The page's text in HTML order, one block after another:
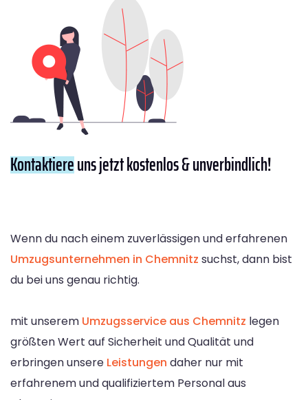
Kontaktiereuns jetzt kostenlos & unverbindlich!
Wenn du nach einem zuverlässigen und erfahrenen
Umzugsunternehmen in Chemnitz suchst, dann bist
du bei uns genau richtig.
mit unserem Umzugsservice aus Chemnitz legen
größten Wert auf Sicherheit und Qualität und
erbringen unsere Leistungen daher nur mit
erfahrenem und qualifiziertem Personal aus